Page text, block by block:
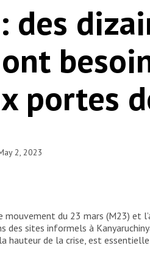
des
portes
2, 2023
du 23 mars (M23) et
des sites informels à
hauteur de la crise, est